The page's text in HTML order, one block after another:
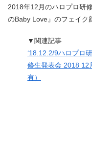
2018年12月のハロプロ研
のBaby Love』のフェイク
▼関連記事
‘18.12.2/9ハロプロ
修生発表会 2018 12
有）